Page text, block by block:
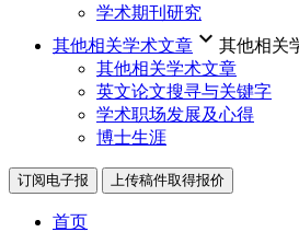
学术期刊研究
其他相关学术文章 keyboard_arrow_down 其他相关
其他相关学术文章
英文论文搜寻与关键字
学术职场发展及心得
博士生涯
订阅电子报 上传稿件取得报价
首页